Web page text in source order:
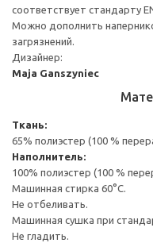
соответствует стандарту
Можно дополнить
загрязнений.
Дизайнер:
Maja Ganszyniec
Ткань:
65% полиэстер (100 %
Наполнитель:
100% полиэстер (100 %
Машинная стирка 60°С.
Не отбеливать.
Машинная сушка при
Не гладить.